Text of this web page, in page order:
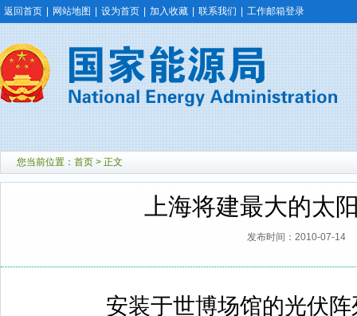
返回首页 网站地图 设为首页 加入收藏 联系我们 工作邮箱登录
您当前位置： 首页 > 正文
上海将建最大的太
发布时间：2010-07-14
安装于世博场馆的光伏